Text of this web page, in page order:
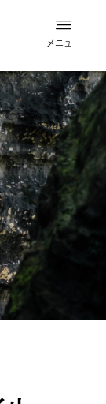
メニュー
につ